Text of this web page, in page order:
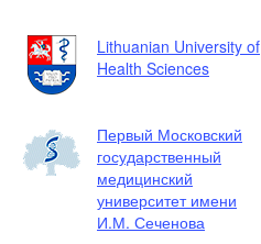
Lithuanian University of
Health Sciences
Первый Московский
государственный
медицинский
университет имени
И.М. Сеченова